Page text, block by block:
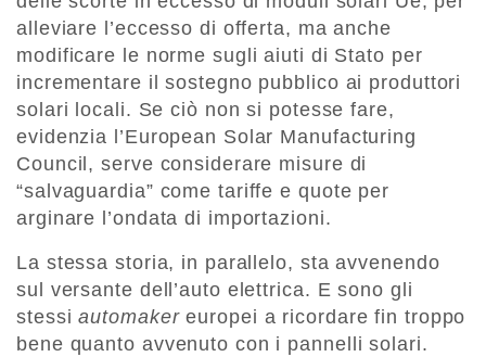
alleviare l’eccesso di offerta, ma anche
modificare le norme sugli aiuti di Stato per
incrementare il sostegno pubblico ai produttori
solari locali. Se ciò non si potesse fare,
evidenzia l’European Solar Manufacturing
Council, serve considerare misure di
“salvaguardia” come tariffe e quote per
arginare l’ondata di importazioni.
La stessa storia, in parallelo, sta avvenendo
sul versante dell’auto elettrica. E sono gli
stessiautomakereuropei a ricordare fin troppo
bene quanto avvenuto con i pannelli solari.